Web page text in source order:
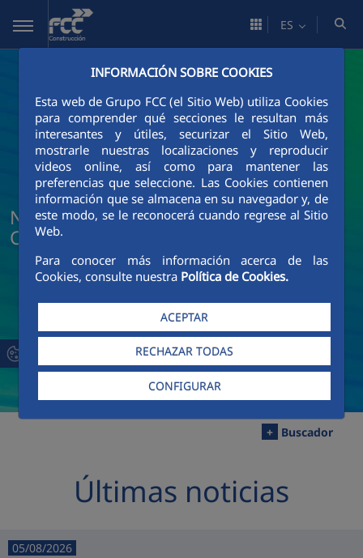
Saltar al contenido principal
INFORMACIÓN SOBRE COOKIES
Esta web de Grupo FCC (el Sitio Web) utiliza Cookies
para comprender qué secciones le resultan más
interesantes y útiles, securizar el Sitio Web,
mostrarle nuestras localizaciones y reproducir
videos online, así como para mantener las
preferencias que seleccione. Las Cookies contienen
información que se almacena en su navegador y, de
este modo, se le reconocerá cuando regrese al Sitio
Web.
Para conocer más información acerca de las
Cookies, consulte nuestra Política de Cookies.
ACEPTAR
RECHAZAR TODAS
CONFIGURAR
ES
Noticias y actualidad de FCC
Construcción
+ Buscador
Últimas noticias
05/08/2026